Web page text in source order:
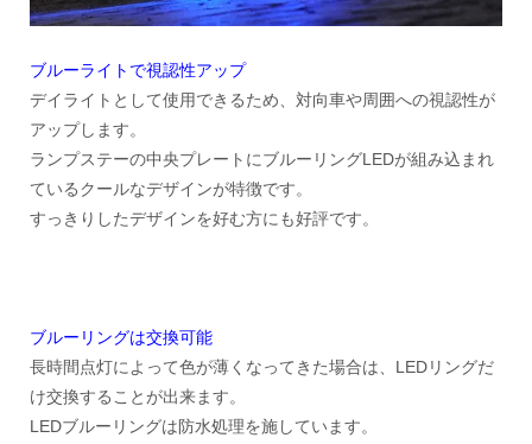
ブルーライトで視認性アップ
デイライトとして使用できるため、対向車や周囲への視認性が
アップします。
ランプステーの中央プレートにブルーリングLEDが組み込まれ
ているクールなデザインが特徴です。
すっきりしたデザインを好む方にも好評です。
ブルーリングは交換可能
長時間点灯によって色が薄くなってきた場合は、LEDリングだ
け交換することが出来ます。
LEDブルーリングは防水処理を施しています。